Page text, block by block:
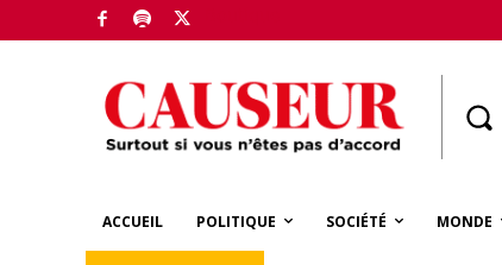
ACCUEIL POLITIQUE SOCIÉTÉ MONDE